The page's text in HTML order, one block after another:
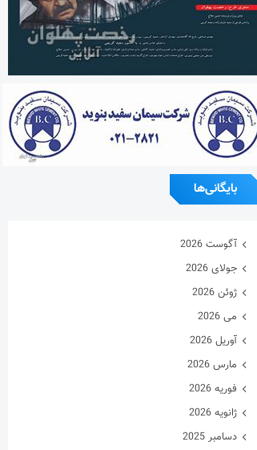
بایگانی‌ها
آگوست 2026
جولای 2026
ژوئن 2026
می 2026
آوریل 2026
مارس 2026
فوریه 2026
ژانویه 2026
دسامبر 2025